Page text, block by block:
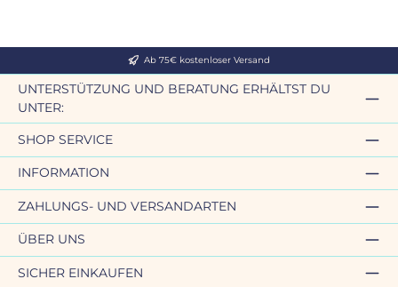
Ab 75€ kostenloser Versand
UNTERSTÜTZUNG UND BERATUNG ERHÄLTST DU
UNTER:
SHOP SERVICE
INFORMATION
ZAHLUNGS- UND VERSANDARTEN
ÜBER UNS
SICHER EINKAUFEN